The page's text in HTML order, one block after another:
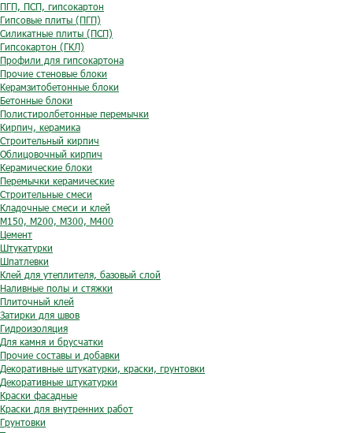
ПГП, ПСП, гипсокартон
Гипсовые плиты (ПГП)
Силикатные плиты (ПСП)
Гипсокартон (ГКЛ)
Профили для гипсокартона
Прочие стеновые блоки
Керамзитобетонные блоки
Бетонные блоки
Полистиролбетонные перемычки
Кирпич, керамика
Строительный кирпич
Облицовочный кирпич
Керамические блоки
Перемычки керамические
Строительные смеси
Кладочные смеси и клей
М150, М200, М300, М400
Цемент
Штукатурки
Шпатлевки
Клей для утеплителя, базовый слой
Наливные полы и стяжки
Плиточный клей
Затирки для швов
Гидроизоляция
Для камня и брусчатки
Прочие составы и добавки
Декоративные штукатурки, краски, грунтовки
Декоративные штукатурки
Краски фасадные
Краски для внутренних работ
Грунтовки